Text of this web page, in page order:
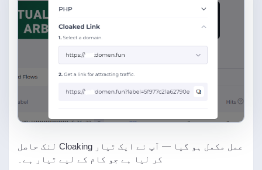
عمل مکمل ہو گیا — آپ نے ایک تیار Cloaking لنک حاصل
کر لیا ہے جو کام کے لیے تیار ہے۔